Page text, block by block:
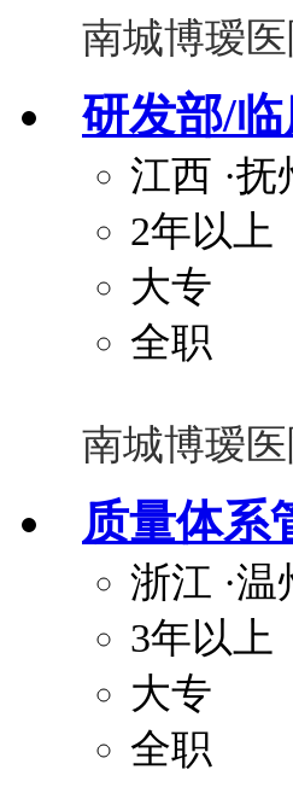
南城博瑷
研发部/
江西 ·抚
2年以上
大专
全职
南城博瑷
质量体系
浙江 ·温
3年以上
大专
全职